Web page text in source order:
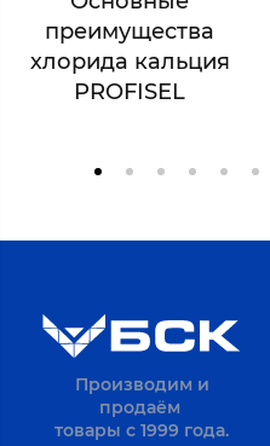
преимущества
хлорида кальция
PROFISEL
Производим и
продаём
товары с 1999 года.